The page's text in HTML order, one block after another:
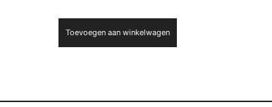
Toevoegen aan winkelwagen